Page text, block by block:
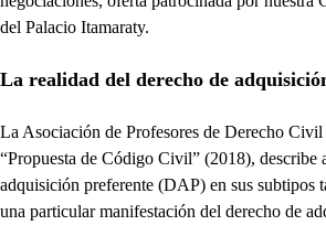
del Palacio Itamaraty.
La realidad del derecho de
La Asociación de Profesores de Derecho Civil
“Propuesta de Código Civil” (2018), describe
adquisición preferente (DAP) en sus subtipos
una particular manifestación del derecho de